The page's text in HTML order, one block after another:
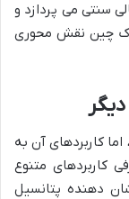
سنتی می پردازد و
چین نقش محوری
کاربردهای آن به
کاربردهای متنوع
دهنده پتانسیل